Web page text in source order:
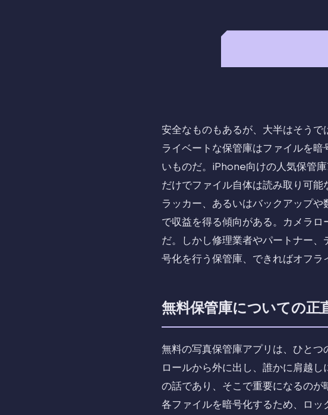
安全なものもあるが、大半はそう
ライベートな保管庫はファイルを
いものだ。iPhone向けの人気保管
だけでファイル自体は読み取り可
ラッカー、あるいはバックアップ
で収益を得る傾向がある。カメラ
だ。しかし修理業者やパートナー
号化を行う保管庫、できればオフラ
無料保管庫についての正
無料の写真保管庫アプリは、ひと
ロールから外に出し、誰かに肩越
の話であり、そこで重要になるの
各ファイルを暗号化するため、ロ